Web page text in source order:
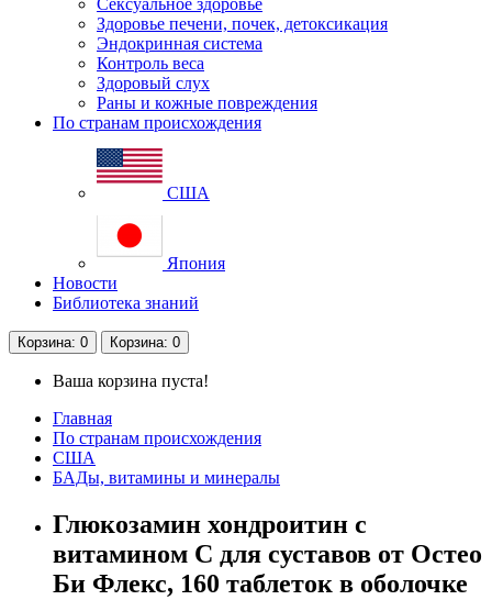
Сексуальное здоровье
Здоровье печени, почек, детоксикация
Эндокринная система
Контроль веса
Здоровый слух
Раны и кожные повреждения
По странам происхождения
США
Япония
Новости
Библиотека знаний
Корзина: 0 Корзина: 0
Ваша корзина пуста!
Главная
По странам происхождения
США
БАДы, витамины и минералы
Глюкозамин хондроитин с
витамином C для суставов от Остео
Би Флекс, 160 таблеток в оболочке